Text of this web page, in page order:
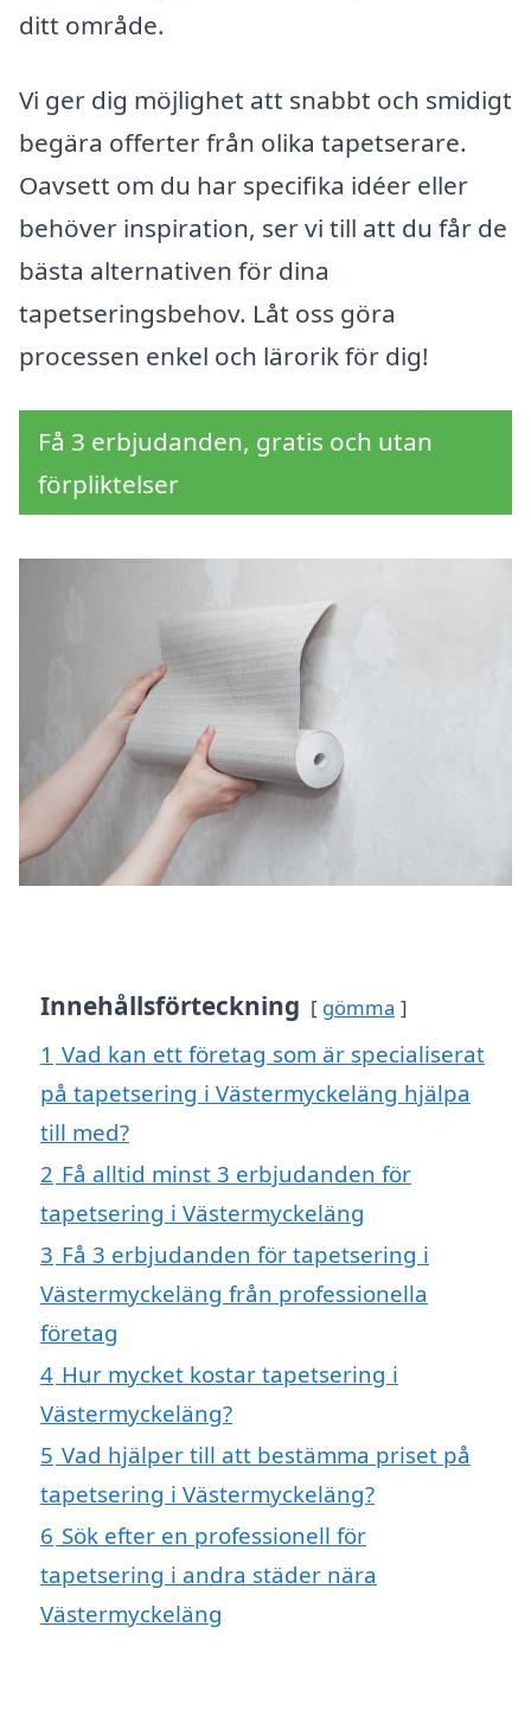
ditt område.
Vi ger dig möjlighet att snabbt och smidigt
begära offerter från olika tapetserare.
Oavsett om du har specifika idéer eller
behöver inspiration, ser vi till att du får de
bästa alternativen för dina
tapetseringsbehov. Låt oss göra
processen enkel och lärorik för dig!
Få 3 erbjudanden, gratis och utan
förpliktelser
Innehållsförteckning gömma
1 Vad kan ett företag som är specialiserat
på tapetsering i Västermyckeläng hjälpa
till med?
2 Få alltid minst 3 erbjudanden för
tapetsering i Västermyckeläng
3 Få 3 erbjudanden för tapetsering i
Västermyckeläng från professionella
företag
4 Hur mycket kostar tapetsering i
Västermyckeläng?
5 Vad hjälper till att bestämma priset på
tapetsering i Västermyckeläng?
6 Sök efter en professionell för
tapetsering i andra städer nära
Västermyckeläng